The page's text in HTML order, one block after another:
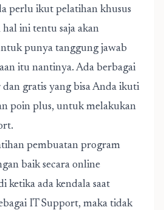
perlu ikut pelatihan khusus
ini tentu saja akan
punya tanggung jawab
itu nantinya. Ada berbagai
gratis yang bisa Anda ikuti
poin plus, untuk melakukan
pembuatan program
baik secara online
ketika ada kendala saat
IT Support, maka tidak